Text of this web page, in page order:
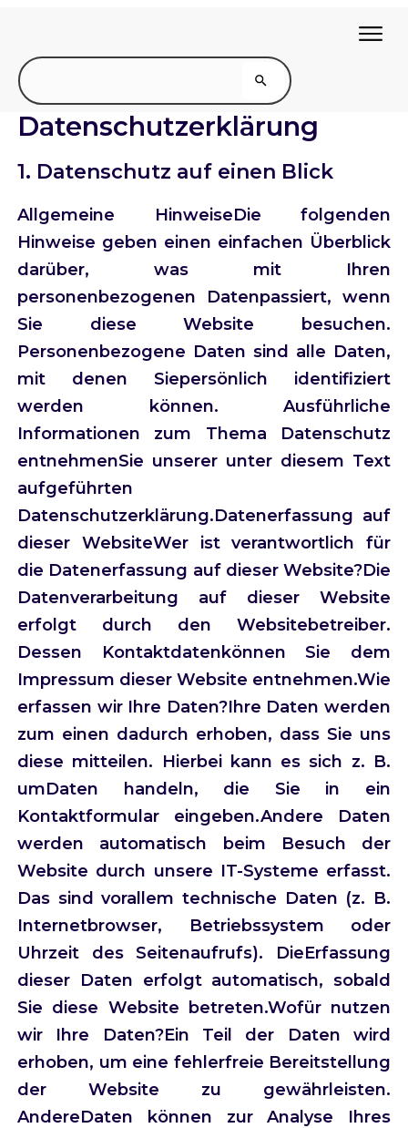
Datenschutzerklärung
1. Datenschutz auf einen Blick
Allgemeine HinweiseDie folgenden
Hinweise geben einen einfachen Überblick
darüber, was mit Ihren
personenbezogenen Datenpassiert, wenn
Sie diese Website besuchen.
Personenbezogene Daten sind alle Daten,
mit denen Siepersönlich identifiziert
werden können. Ausführliche
Informationen zum Thema Datenschutz
entnehmenSie unserer unter diesem Text
aufgeführten
Datenschutzerklärung.Datenerfassung auf
dieser WebsiteWer ist verantwortlich für
die Datenerfassung auf dieser Website?Die
Datenverarbeitung auf dieser Website
erfolgt durch den Websitebetreiber.
Dessen Kontaktdatenkönnen Sie dem
Impressum dieser Website entnehmen.Wie
erfassen wir Ihre Daten?Ihre Daten werden
zum einen dadurch erhoben, dass Sie uns
diese mitteilen. Hierbei kann es sich z. B.
umDaten handeln, die Sie in ein
Kontaktformular eingeben.Andere Daten
werden automatisch beim Besuch der
Website durch unsere IT-Systeme erfasst.
Das sind vorallem technische Daten (z. B.
Internetbrowser, Betriebssystem oder
Uhrzeit des Seitenaufrufs). DieErfassung
dieser Daten erfolgt automatisch, sobald
Sie diese Website betreten.Wofür nutzen
wir Ihre Daten?Ein Teil der Daten wird
erhoben, um eine fehlerfreie Bereitstellung
der Website zu gewährleisten.
AndereDaten können zur Analyse Ihres